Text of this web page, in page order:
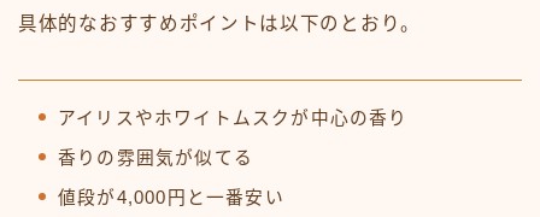
具体的なおすすめポイントは以下のとおり。
アイリスやホワイトムスクが中心の香り
香りの雰囲気が似てる
値段が4,000円と一番安い